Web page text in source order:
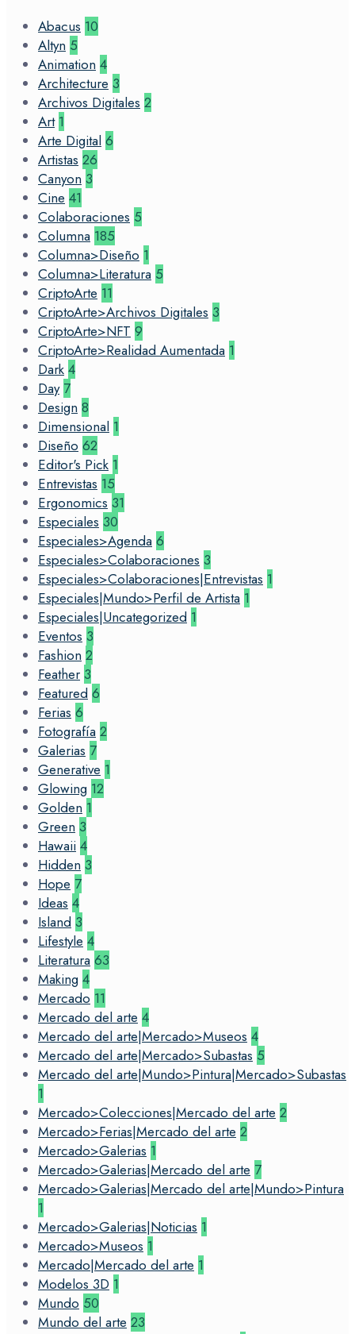
Abacus 10
Altyn 5
Animation 4
Architecture 3
Archivos Digitales 2
Art 1
Arte Digital 6
Artistas 26
Canyon 3
Cine 41
Colaboraciones 5
Columna 185
Columna>Diseño 1
Columna>Literatura 5
CriptoArte 11
CriptoArte>Archivos Digitales 3
CriptoArte>NFT 9
CriptoArte>Realidad Aumentada 1
Dark 4
Day 7
Design 8
Dimensional 1
Diseño 62
Editor's Pick 1
Entrevistas 15
Ergonomics 31
Especiales 30
Especiales>Agenda 6
Especiales>Colaboraciones 3
Especiales>Colaboraciones|Entrevistas 1
Especiales|Mundo>Perfil de Artista 1
Especiales|Uncategorized 1
Eventos 3
Fashion 2
Feather 3
Featured 6
Ferias 6
Fotografía 2
Galerias 7
Generative 1
Glowing 12
Golden 1
Green 3
Hawaii 4
Hidden 3
Hope 7
Ideas 4
Island 3
Lifestyle 4
Literatura 63
Making 4
Mercado 11
Mercado del arte 4
Mercado del arte|Mercado>Museos 4
Mercado del arte|Mercado>Subastas 5
Mercado del arte|Mundo>Pintura|Mercado>Subastas
1
Mercado>Colecciones|Mercado del arte 2
Mercado>Ferias|Mercado del arte 2
Mercado>Galerias 1
Mercado>Galerias|Mercado del arte 7
Mercado>Galerias|Mercado del arte|Mundo>Pintura
1
Mercado>Galerias|Noticias 1
Mercado>Museos 1
Mercado|Mercado del arte 1
Modelos 3D 1
Mundo 50
Mundo del arte 23